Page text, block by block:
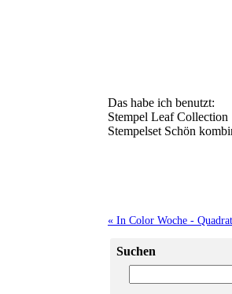
Das habe ich benutzt:
Stempel Leaf Collection
Stempelset Schön
« In Color Woche -
Suchen